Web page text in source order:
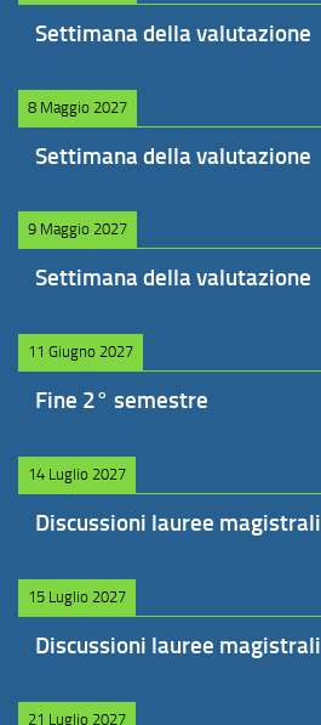
Settimana della valutazione
8 Maggio 2027
Settimana della valutazione
9 Maggio 2027
Settimana della valutazione
11 Giugno 2027
Fine 2° semestre
14 Luglio 2027
Discussioni lauree magistrali
15 Luglio 2027
Discussioni lauree magistrali
21 Luglio 2027